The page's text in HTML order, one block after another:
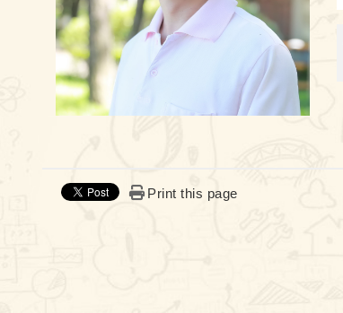
Print this page